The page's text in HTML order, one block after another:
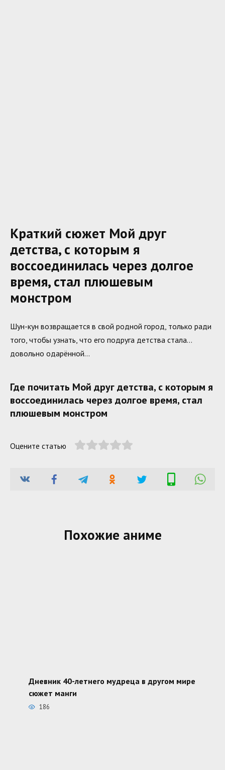
Краткий сюжет Мой друг
детства, с которым я
воссоединилась через долгое
время, стал плюшевым
монстром
Шун-кун возвращается в свой родной город, только ради
того, чтобы узнать, что его подруга детства стала…
довольно одарённой…
Где почитать Мой друг детства, с которым я
воссоединилась через долгое время, стал
плюшевым монстром
Оцените статью
Похожие аниме
Дневник 40-летнего мудреца в другом мире
сюжет манги
186